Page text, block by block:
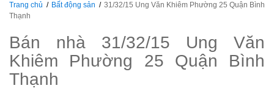
Trang chủ Bất động sản
31/32/15 Ung Văn Khiêm Phường 25 Quận Bình
Thạnh
Bán nhà 31/32/15 Ung Văn
Khiêm Phường 25 Quận Bình
Thạnh